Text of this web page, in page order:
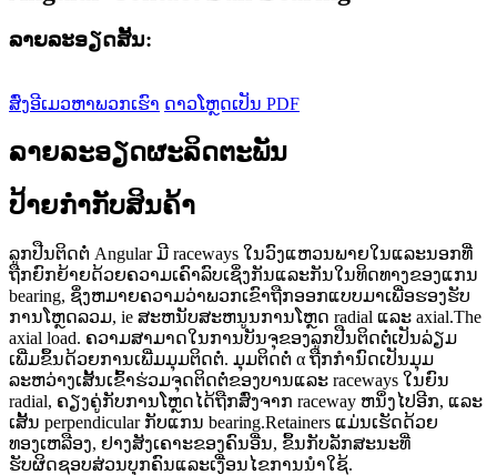
ລາຍ​ລະ​ອຽດ​ສັ້ນ​:
ສົ່ງອີເມວຫາພວກເຮົາ ດາວໂຫຼດເປັນ PDF
ລາຍລະອຽດຜະລິດຕະພັນ
ປ້າຍກຳກັບສິນຄ້າ
ລູກປືນຕິດຕໍ່ Angular ມີ raceways ໃນວົງແຫວນພາຍໃນແລະນອກທີ່
ຖືກຍົກຍ້າຍດ້ວຍຄວາມເຄົາລົບເຊິ່ງກັນແລະກັນໃນທິດທາງຂອງແກນ
bearing, ຊຶ່ງຫມາຍຄວາມວ່າພວກເຂົາຖືກອອກແບບມາເພື່ອຮອງຮັບ
ການໂຫຼດລວມ, ie ສະຫນັບສະຫນູນການໂຫຼດ radial ແລະ axial.The
axial load. ຄວາມສາມາດໃນການບັນຈຸຂອງລູກປືນຕິດຕໍ່ເປັນລ່ຽມ
ເພີ່ມຂຶ້ນດ້ວຍການເພີ່ມມຸມຕິດຕໍ່. ມຸມຕິດຕໍ່ α ຖືກກໍານົດເປັນມຸມ
ລະຫວ່າງເສັ້ນເຂົ້າຮ່ວມຈຸດຕິດຕໍ່ຂອງບານແລະ raceways ໃນຍົນ
radial, ຄຽງຄູ່ກັບການໂຫຼດໄດ້ຖືກສົ່ງຈາກ raceway ຫນຶ່ງໄປອີກ, ແລະ
ເສັ້ນ perpendicular ກັບແກນ bearing.Retainers ແມ່ນເຮັດດ້ວຍ
ທອງເຫລືອງ, ຢາງສັງເຄາະຂອງຄົນອື່ນ, ຂຶ້ນກັບລັກສະນະທີ່
ຮັບຜິດຊອບສ່ວນບຸກຄົນແລະເງື່ອນໄຂການນໍາໃຊ້.